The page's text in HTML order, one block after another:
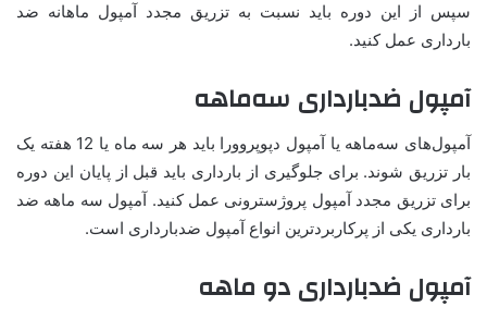
سپس از این دوره باید نسبت به تزریق مجدد آمپول ماهانه ضد
بارداری عمل کنید.
آمپول ضدبارداری سه‌ماهه
آمپول‌های سه‌ماهه یا آمپول دپوپروورا باید هر سه ماه یا 12 هفته یک
بار تزریق شوند. برای جلوگیری از بارداری باید قبل از پایان این دوره
برای تزریق مجدد آمپول پروژسترونی عمل کنید. آمپول سه ماهه ضد
بارداری یکی از پرکاربردترین انواع آمپول ضدبارداری است.
آمپول ضدبارداری دو ماهه